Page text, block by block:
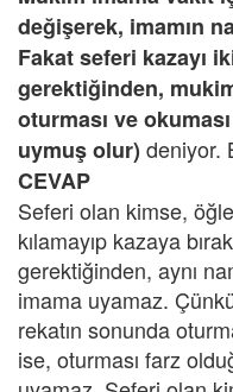
değişerek, imamın
Fakat seferi kazayı
gerektiğinden,
oturması ve
uymuş olur) deniyor.
CEVAP
Seferi olan kimse,
kılamayıp kazaya
gerektiğinden, aynı
imama uyamaz.
rekatın sonunda
ise, oturması farz